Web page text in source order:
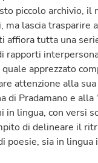
piccolo archivio,
ma lascia
tutta una
rapporti
apprezzato
attenzione alla
Pradamano e alla
lingua, con versi
di delineare il
sia in